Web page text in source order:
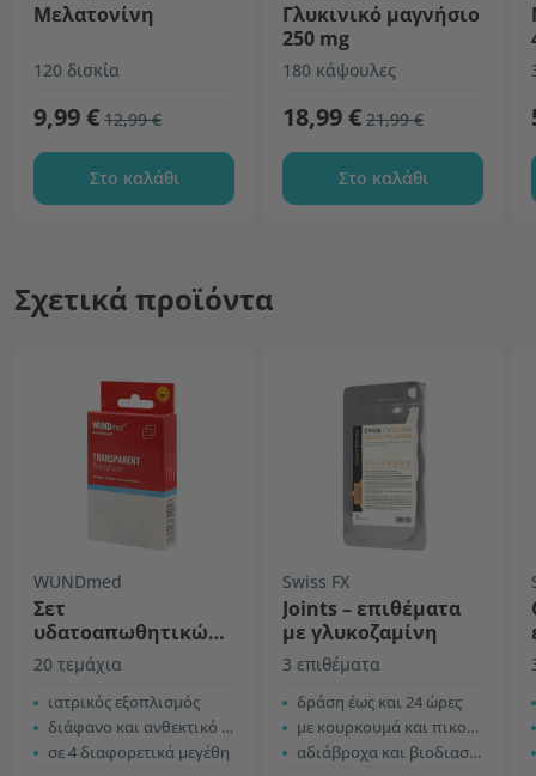
Μελατονίνη
120 δισκία
9,99 € 12,99 €
Στο καλάθι
Γλυκινικό μαγνήσιο
250 mg
180 κάψουλες
18,99 € 21,99 €
Στο καλάθι
Σχετικά προϊόντα
WUNDmed
Σετ
υδατοαπωθητικών,
διάφανων
επιθεμάτων
20 τεμάχια
ιατρικός εξοπλισμός
διάφανο και ανθεκτικό στο νερό
σε 4 διαφορετικά μεγέθη
Swiss FX
Joints – επιθέματα
με γλυκοζαμίνη
3 επιθέματα
δράση έως και 24 ώρες
με κουρκουμά και πικολινικό ψευδάργυρο
αδιάβροχα και βιοδιασπώμενα